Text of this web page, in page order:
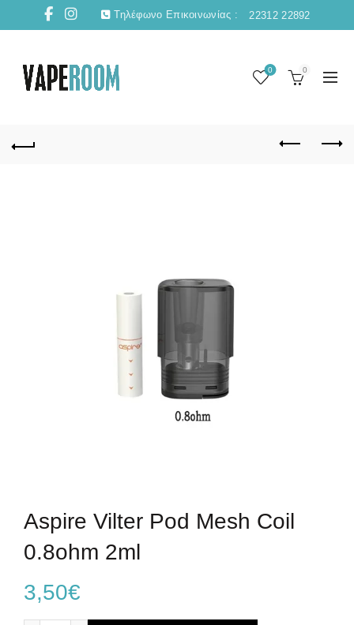
Τηλέφωνο Επικοινωνίας : 22312 22892
0 0
Aspire Vilter Pod Mesh Coil
0.8ohm 2ml
3,50€